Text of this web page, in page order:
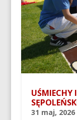
UŚMIECHY
31 maj, 2026